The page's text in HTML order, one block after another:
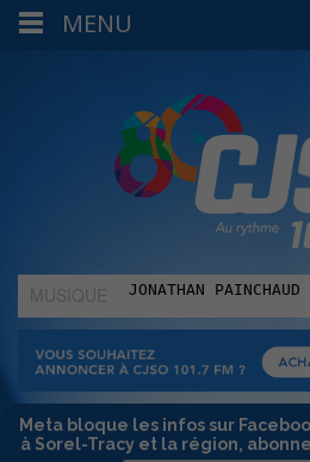
MUSIQUE
:
Meta bloque les infos sur
à Sorel-Tracy et la région,
MENU